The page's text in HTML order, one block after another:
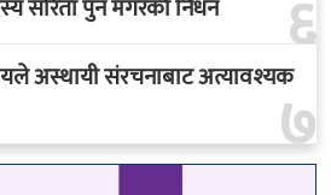
६
सरिता पुन मगरको निधन
७
अस्थायी संरचनाबाट अत्यावश्यक